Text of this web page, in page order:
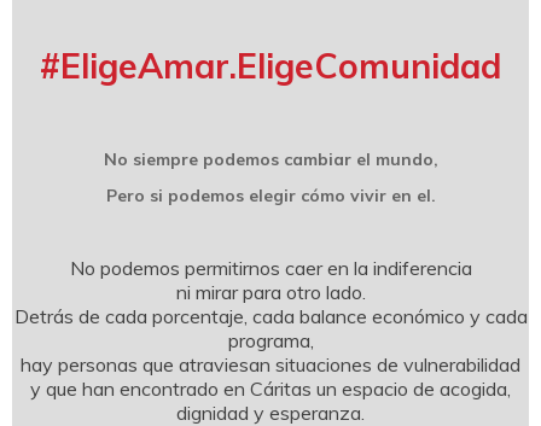
#EligeAmar.EligeComunidad
No siempre podemos cambiar el mundo,
Pero si podemos elegir cómo vivir en el.
No podemos permitirnos caer en la indiferencia
ni mirar para otro lado.
Detrás de cada porcentaje, cada balance económico y cada
programa,
hay personas que atraviesan situaciones de vulnerabilidad
y que han encontrado en Cáritas un espacio de acogida,
dignidad y esperanza.